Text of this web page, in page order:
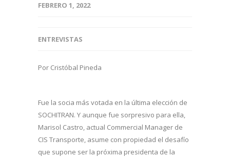
FEBRERO 1, 2022
ENTREVISTAS
Por Cristóbal Pineda
Fue la socia más votada en la última elección de
SOCHITRAN. Y aunque fue sorpresivo para ella,
Marisol Castro, actual Commercial Manager de
CIS Transporte, asume con propiedad el desafío
que supone ser la próxima presidenta de la